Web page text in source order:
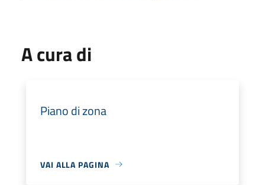
A cura di
Piano di zona
VAI ALLA PAGINA